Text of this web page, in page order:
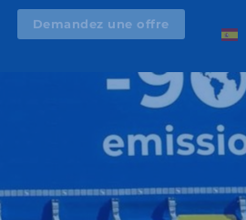
Demandez une offre